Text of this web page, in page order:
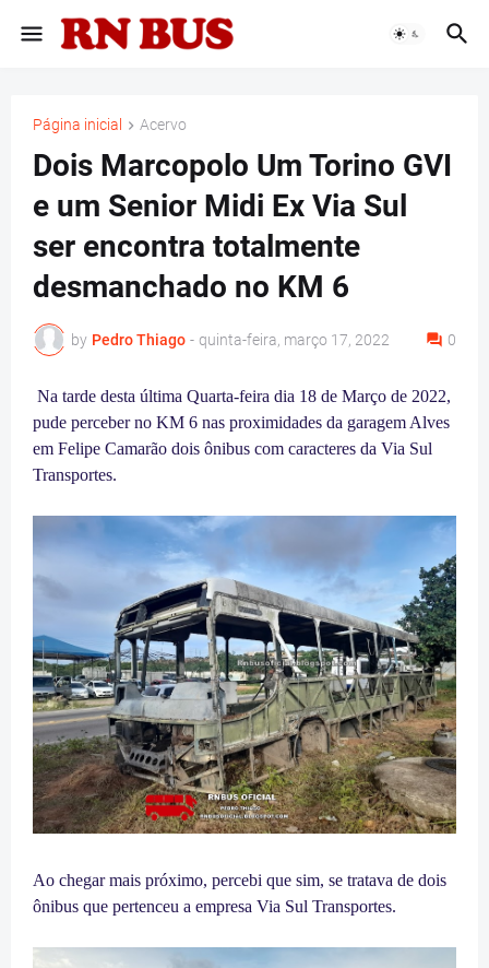
Página inicial Acervo
Dois Marcopolo Um Torino GVI
e um Senior Midi Ex Via Sul
ser encontra totalmente
desmanchado no KM 6
by Pedro Thiago - quinta-feira, março 17, 2022 0
Na tarde desta última Quarta-feira dia 18 de Março de 2022,
pude perceber no KM 6 nas proximidades da garagem Alves
em Felipe Camarão dois ônibus com caracteres da Via Sul
Transportes.
Ao chegar mais próximo, percebi que sim, se tratava de dois
ônibus que pertenceu a empresa Via Sul Transportes.